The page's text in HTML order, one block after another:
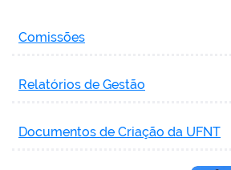
Comissões
Relatórios de Gestão
Documentos de Criação da UFNT